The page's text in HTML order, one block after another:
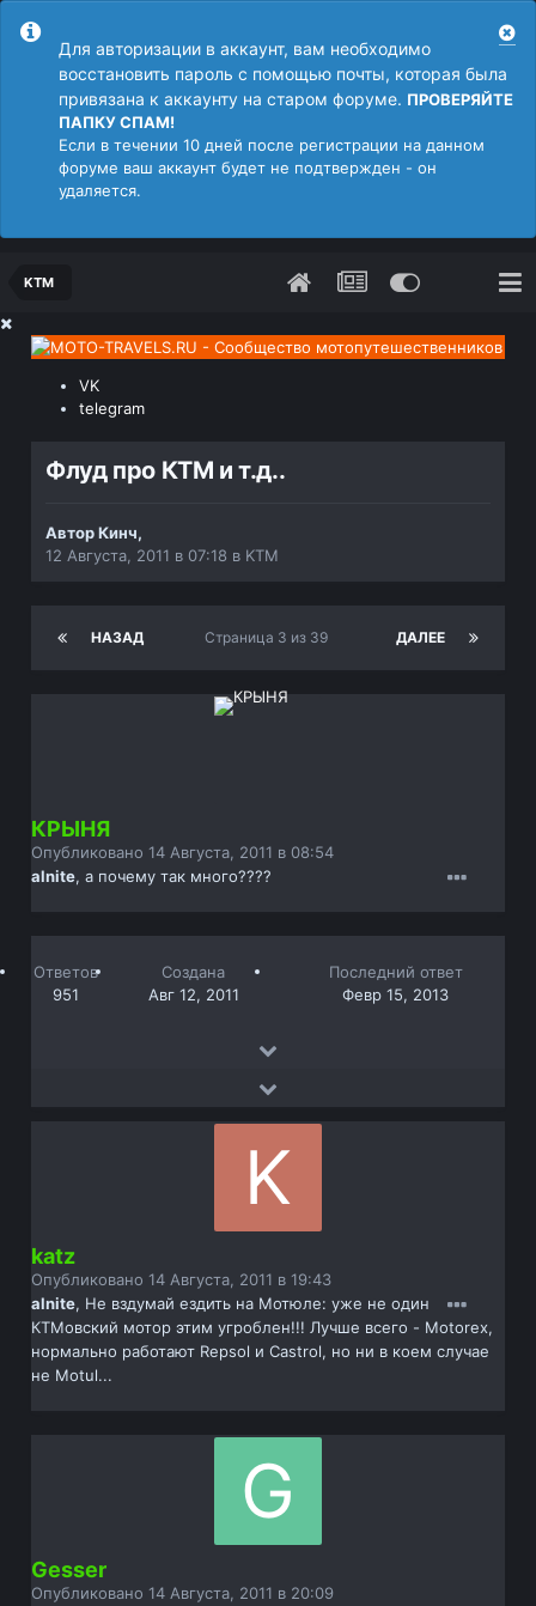
Для авторизации в аккаунт, вам необходимо
восстановить пароль с помощью почты, которая была
привязана к аккаунту на старом форуме. ПРОВЕРЯЙТЕ
ПАПКУ СПАМ!
Если в течении 10 дней после регистрации на данном
форуме ваш аккаунт будет не подтвержден - он
удаляется.
KTM
VK
telegram
Флуд про КТМ и т.д..
АвторКинч,
12 Августа, 2011 в 07:18 в KTM
НАЗАД ДАЛЕЕ
Страница 3 из 39
КРЫНЯ
Опубликовано14 Августа, 2011 в 08:54
alnite, а почему так много????
Ответов
951
Создана
Авг 12, 2011
Последний ответ
Февр 15, 2013
katz
Опубликовано14 Августа, 2011 в 19:43
alnite, Не вздумай ездить на Мотюле: уже не один
КТМовский мотор этим угроблен!!! Лучше всего - Motorex,
нормально работают Repsol и Castrol, но ни в коем случае
не Motul...
Gesser
Опубликовано14 Августа, 2011 в 20:09